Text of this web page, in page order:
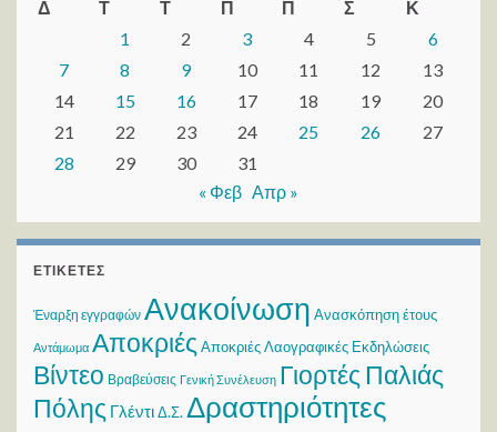
Δ
Τ Τ Π Π Σ
Κ
1
2 3 4 5
6
7
8 9 10 11 12
13
14
15 16 17 18 19
20
21
22 23 24 25 26
27
28
29 30
31
« Φεβ Απρ »
ΕΤΙΚΈΤΕΣ
Έναρξη εγγραφών Ανακοίνωση Ανασκόπηση έτους
Αντάμωμα Αποκριές Αποκριές Λαογραφικές Εκδηλώσεις
Βίντεο Βραβεύσεις Γενική Συνέλευση Γιορτές Παλιάς
Πόλης ΓλέντιΔ.Σ.Δραστηριότητες